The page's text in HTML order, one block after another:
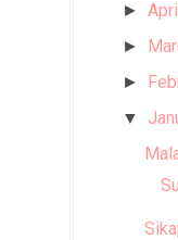
►
►
►
▼